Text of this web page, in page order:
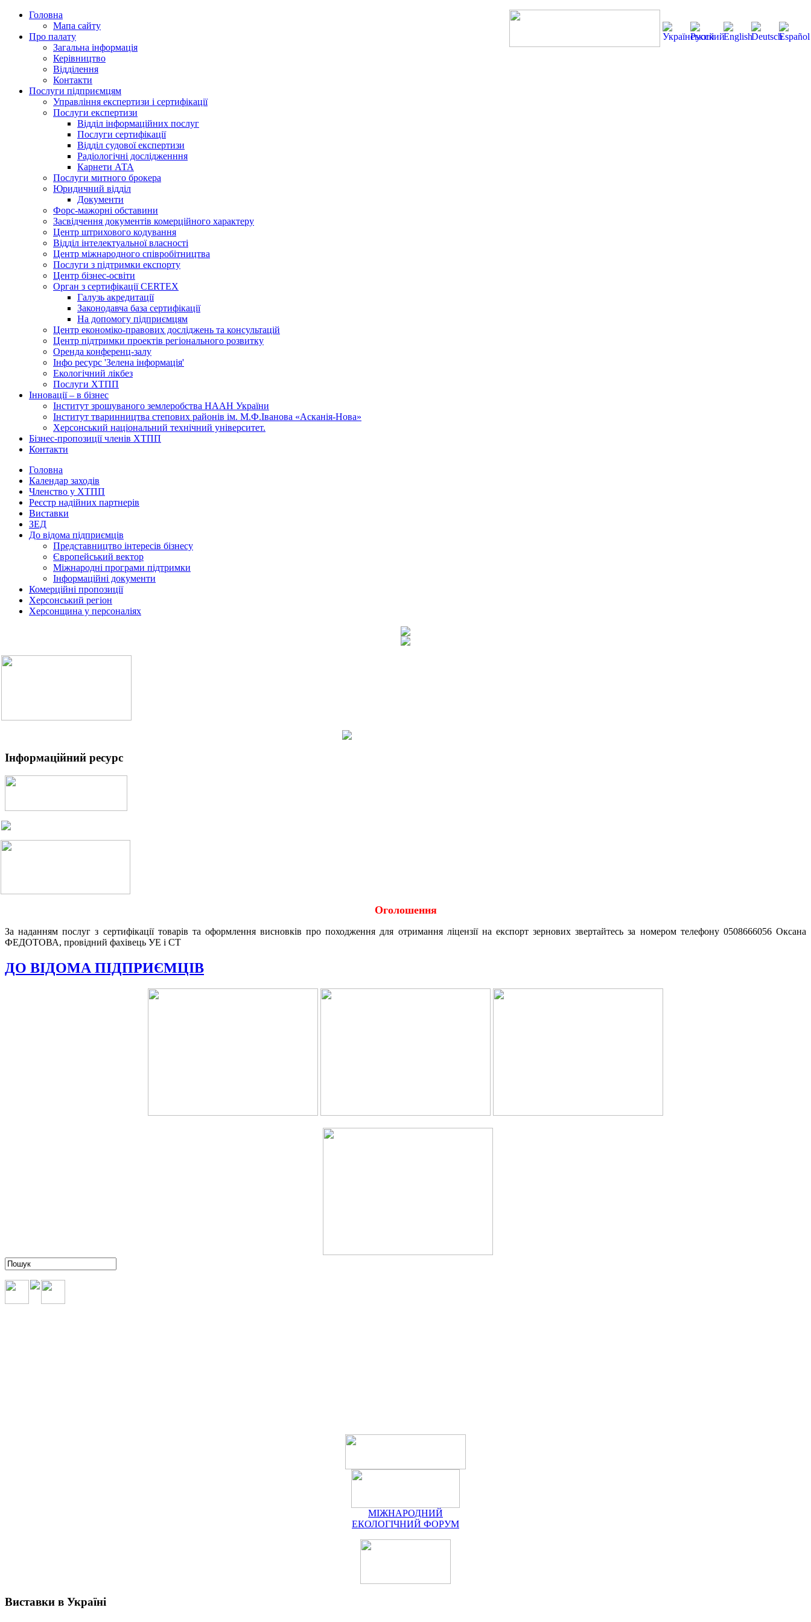
Головна
Мапа сайту
Про палату
Загальна інформація
Керівництво
Відділення
Контакти
Послуги підприємцям
Управління експертизи і сертифікації
Послуги експертизи
Відділ інформаційних послуг
Послуги сертифікації
Відділ судової експертизи
Радіологічні дослідженння
Карнети АТА
Послуги митного брокера
Юридичний відділ
Документи
Форс-мажорні обставини
Засвідчення документів комерційного характеру
Центр штрихового кодування
Відділ інтелектуальної власності
Центр міжнародного співробітництва
Послуги з підтримки експорту
Центр бізнес-освіти
Орган з сертифікації CERTEX
Галузь акредитації
Законодавча база сертифікації
На допомогу підприємцям
Центр економіко-правових досліджень та консультацій
Центр підтримки проектів регіонального розвитку
Оренда конференц-залу
Інфо ресурс 'Зелена інформація'
Екологічний лікбез
Послуги ХТПП
Інновації – в бізнес
Інститут зрошуваного землеробства НААН України
Інститут тваринництва степових районів ім. М.Ф.Іванова «Асканія-Нова»
Херсонський національний технічний університет.
Бізнес-пропозиції членів ХТПП
Контакти
Головна
Календар заходів
Членство у ХТПП
Реєстр надійних партнерів
Виставки
ЗЕД
До відома підприємців
Представництво інтересів бізнесу
Європейський вектор
Міжнародні програми підтримки
Інформаційні документи
Комерційні пропозиції
Херсонський регіон
Херсонщина у персоналіях
Інформаційний ресурс
Оголошення
За наданням послуг з сертифікації товарів та оформлення висновків про походження для отримання ліцензії на експорт зернових звертайтесь за номером телефону 0508666056 Оксана
ФЕДОТОВА, провідний фахівець УЕ і СТ
ДО ВІДОМА ПІДПРИЄМЦІВ
МІЖНАРОДНИЙ
ЕКОЛОГІЧНИЙ ФОРУМ
Виставки в Україні